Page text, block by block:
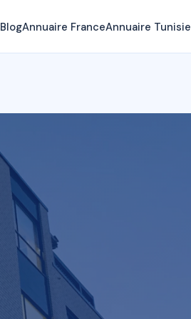
BlogAnnuaire FranceAnnuaire Tunisie